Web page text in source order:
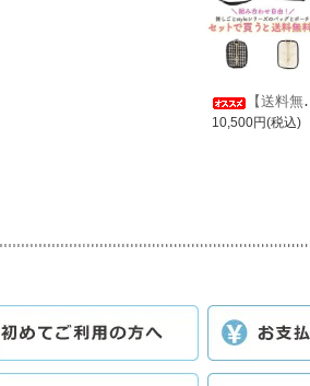
【送料無料】推しごとstyle ミニバッグ＋ミニポーチセット
10,500円(税込)